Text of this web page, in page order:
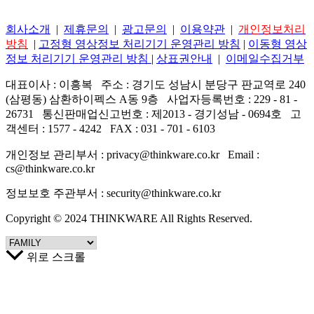
회사소개 | 제휴문의 | 광고문의 | 이용약관 | 개인정보처리
방침
| 고정형 영상정보 처리기기 운영관리 방침 | 이동형 영상
정보 처리기기 운영관리 방침 | 상표권안내 | 이메일수집거부
대표이사 : 이흥복 주소 : 경기도 성남시 분당구 판교역로 240
(삼평동) 삼환하이펙스 A동 9층 사업자등록번호 : 229 - 81 -
26731 통신판매업신고번호 : 제2013 - 경기성남 - 0694호 고
객센터 : 1577 - 4242 FAX : 031 - 701 - 6103
개인정보 관리부서 : privacy@thinkware.co.kr Email :
cs@thinkware.co.kr
정보보호 주관부서 : security@thinkware.co.kr
Copyright © 2024 THINKWARE All Rights Reserved.
위로 스크롤